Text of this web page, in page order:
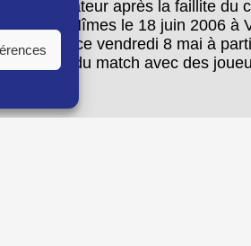
amateur après la faillite du
face à Nîmes le 18 juin 2006 à
à revoir ce vendredi 8 mai à
du match avec des